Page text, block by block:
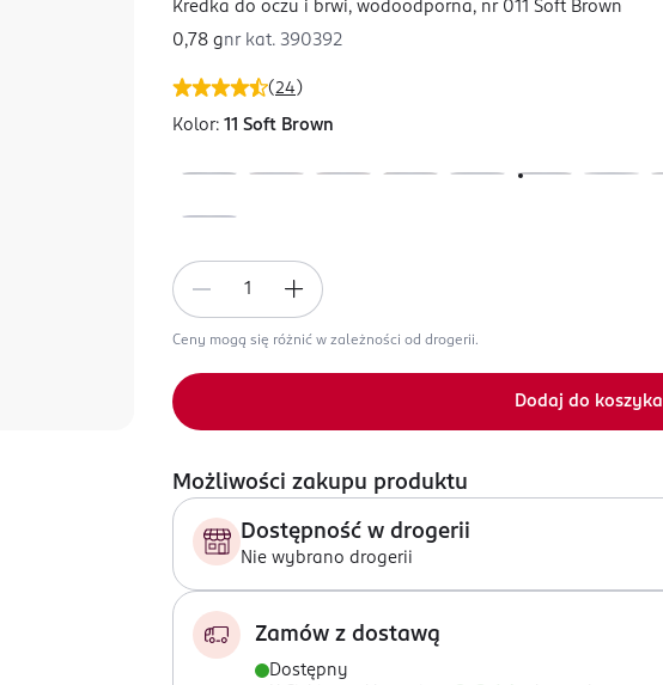
(24 )
Kredka do oczu i brwi, wodoodporna, nr 011 Soft Brown
0,78 gnr kat. 390392
Kolor: 11 Soft Brown
Ceny mogą się różnić w zależności od drogerii.
Dodaj do koszyka
Możliwości zakupu produktu
Dostępność w drogerii
Nie wybrano drogerii
Zamów z dostawą
Dostępny